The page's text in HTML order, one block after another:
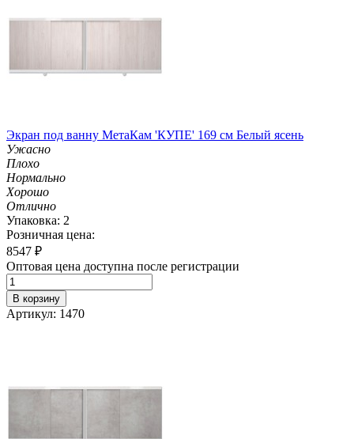
Экран под ванну МетаКам 'КУПЕ' 169 см Белый ясень
Ужасно
Плохо
Нормально
Хорошо
Отлично
Упаковка: 2
Розничная цена:
8547 ₽
Оптовая цена доступна после регистрации
В корзину
Артикул: 1470